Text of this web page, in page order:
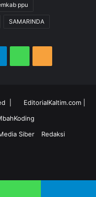
ppu
SAMARINDA
| EditorialKaltim.com
Siber Redaksi